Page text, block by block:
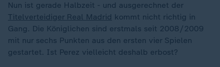
Nun ist gerade Halbzeit - und ausgerechnet der
Titelverteidiger Real Madrid kommt nicht richtig in
Gang. Die Königlichen sind erstmals seit 2008/2009
mit nur sechs Punkten aus den ersten vier Spielen
gestartet. Ist Perez vielleicht deshalb erbost?